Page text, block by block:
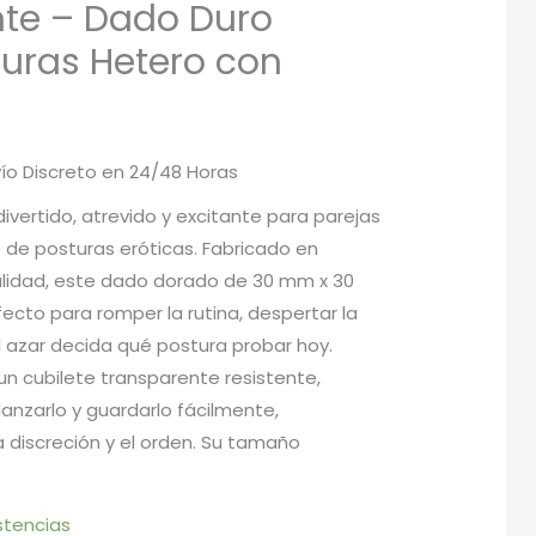
– Dado Duro
Hetero con
€.
Discreto en 24/48 Horas
atrevido y excitante para parejas
posturas eróticas. Fabricado en
este dado dorado de 30 mm x 30
para romper la rutina, despertar la
decida qué postura probar hoy.
cubilete transparente resistente,
y guardarlo fácilmente,
y el orden. Su tamaño